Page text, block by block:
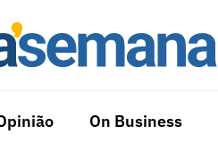
On Business